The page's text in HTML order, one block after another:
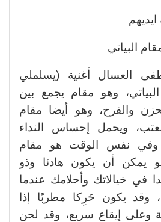
البياتي
العسال أغنية (يسلملي
وهو مقام يجمع بين
والفرح، وهو أيضا مقام
ويحمل إحساس النداء
وفي نفس الوقت هو مقام
يمكن أن يكون هادئا وذو
في خيالاتك وأحلامك عندما
وقد يكون حَرِكا مطربًا إذا
وعلى إيقاع سريع، وقد لحن